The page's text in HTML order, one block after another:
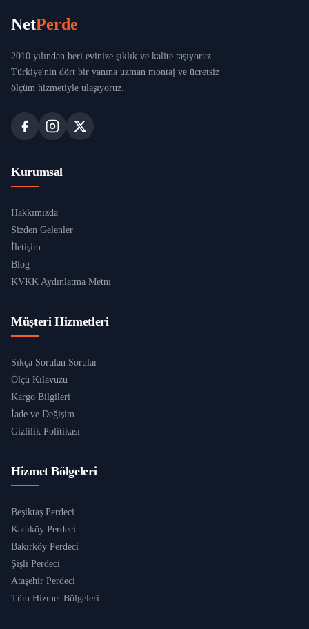
NetPerde
2010 yılından beri evinize şıklık ve kalite taşıyoruz.
Türkiye'nin dört bir yanına uzman montaj ve ücretsiz
ölçüm hizmetiyle ulaşıyoruz.
Kurumsal
Hakkımızda
Sizden Gelenler
İletişim
Blog
KVKK Aydınlatma Metni
Müşteri Hizmetleri
Sıkça Sorulan Sorular
Ölçü Kılavuzu
Kargo Bilgileri
İade ve Değişim
Gizlilik Politikası
Hizmet Bölgeleri
Beşiktaş Perdeci
Kadıköy Perdeci
Bakırköy Perdeci
Şişli Perdeci
Ataşehir Perdeci
Tüm Hizmet Bölgeleri